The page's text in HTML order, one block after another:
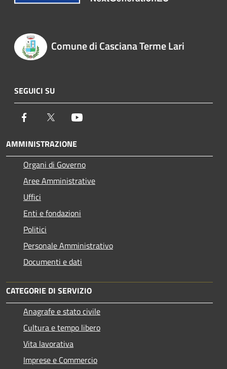
Comune di Casciana Terme Lari
SEGUICI SU
Facebook Twitter
AMMINISTRAZIONE
Organi di Governo
Aree Amministrative
Uffici
Enti e fondazioni
Politici
Personale Amministrativo
Documenti e dati
CATEGORIE DI SERVIZIO
Anagrafe e stato civile
Cultura e tempo libero
Vita lavorativa
Imprese e Commercio